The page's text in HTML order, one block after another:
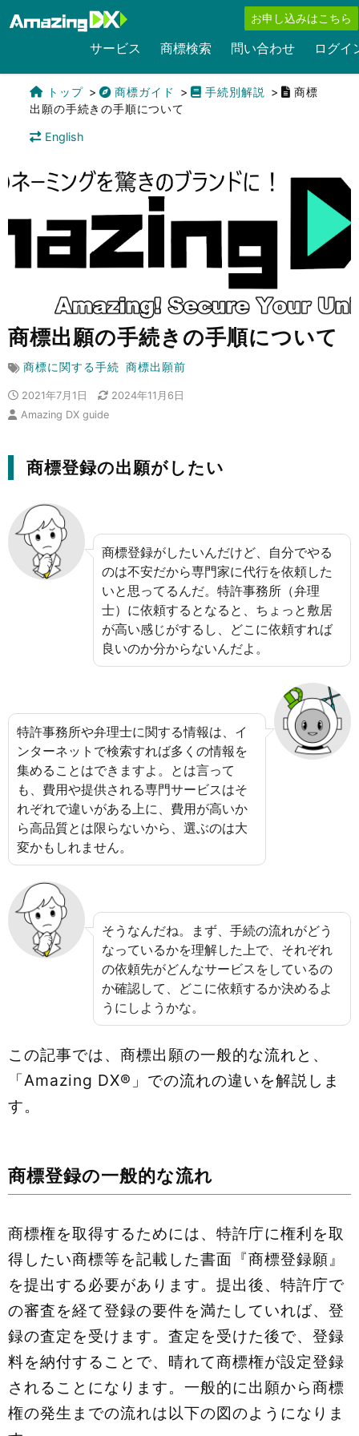
お申し込みはこちら
サービス 商標検索 問い合わせ ログイ
トップ 商標ガイド 手続別解説
商標
出願の手続きの手順について
English
商標出願の手続きの手順について
商標に関する手続 商標出願前
2021年7月1日
2024年11月6日
Amazing DX guide
商標登録の出願がしたい
商標登録がしたいんだけど、自分でやる
のは不安だから専門家に代行を依頼した
いと思ってるんだ。特許事務所（弁理
士）に依頼するとなると、ちょっと敷居
が高い感じがするし、どこに依頼すれば
良いのか分からないんだよ。
特許事務所や弁理士に関する情報は、イ
ンターネットで検索すれば多くの情報を
集めることはできますよ。とは言って
も、費用や提供される専門サービスはそ
れぞれで違いがある上に、費用が高いか
ら高品質とは限らないから、選ぶのは大
変かもしれません。
そうなんだね。まず、手続の流れがどう
なっているかを理解した上で、それぞれ
の依頼先がどんなサービスをしているの
か確認して、どこに依頼するか決めるよ
うにしようかな。
この記事では、商標出願の一般的な流れと、
「Amazing DX®」での流れの違いを解説しま
す。
商標登録の一般的な流れ
商標権を取得するためには、特許庁に権利を取
得したい商標等を記載した書面『商標登録願』
を提出する必要があります。提出後、特許庁で
の審査を経て登録の要件を満たしていれば、登
録の査定を受けます。査定を受けた後で、登録
料を納付することで、晴れて商標権が設定登録
されることになります。一般的に出願から商標
権の発生までの流れは以下の図のようになりま